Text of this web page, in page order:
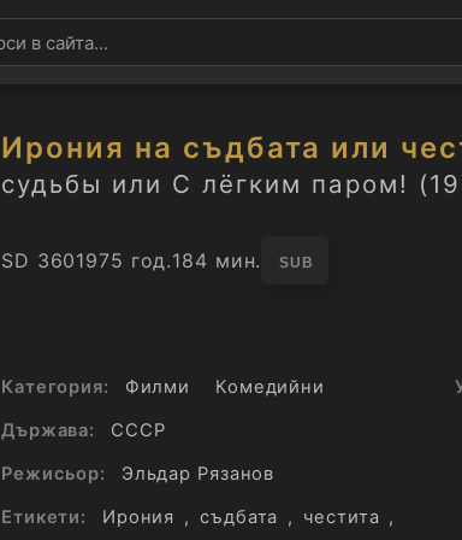
Ирония на съдбата или
судьбы или С лёгким паром!
SD 3601975 год.184 мин. SUB
Категория: Филми
Комедийни
Държава:
СССР
Режисьор:
Эльдар Рязанов
Етикети:
Ирония , съдбата , честита ,